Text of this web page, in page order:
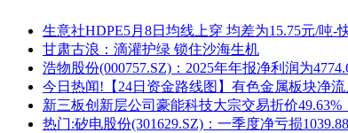
生意社HDPE5月8日均线上穿 均差为15.75元/吨-
甘肃古浪：滴灌护绿 锁住沙海生机
浩物股份(000757.SZ)：2025年年报净利润为
今日热闻!【24日资金路线图】有色金属板块净
新三板创新层公司豪能科技大宗交易折价49.63%
热门:矽电股份(301629.SZ)：一季度净亏损